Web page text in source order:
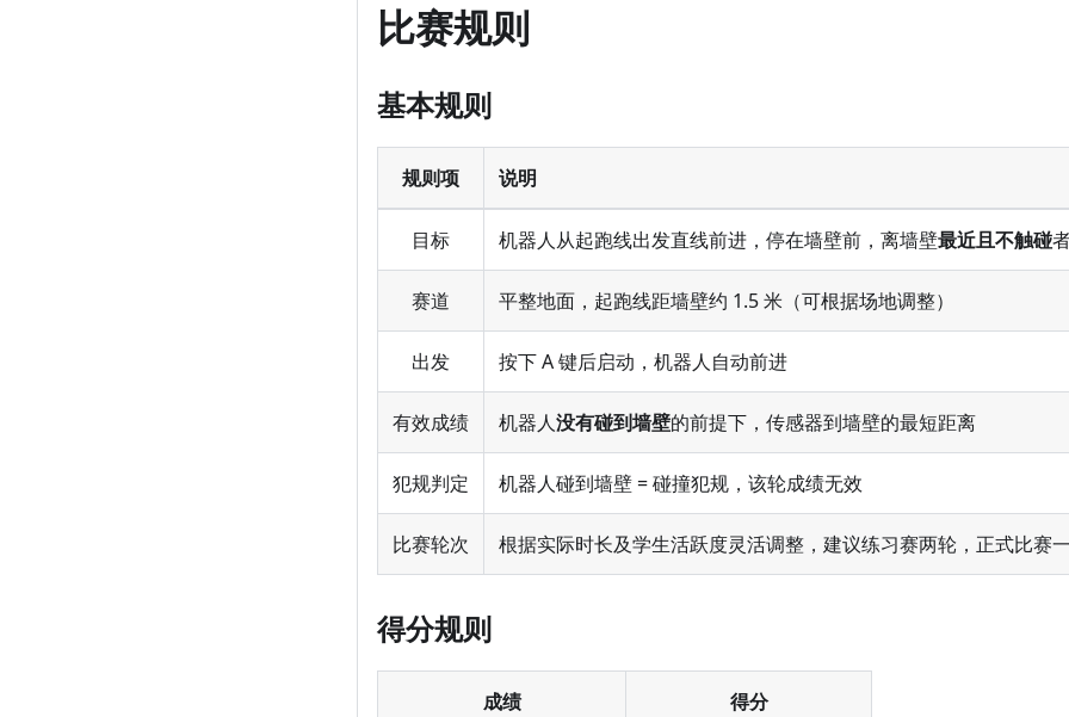
比赛规则
基本规则
规则项 说明
目标 机器人从起跑线出发直线前进，停在墙壁前，离墙壁最近且不触碰
赛道 平整地面，起跑线距墙壁约 1.5 米（可根据场地调整）
出发 按下 A 键后启动，机器人自动前进
有效成绩 机器人没有碰到墙壁的前提下，传感器到墙壁的最短距离
犯规判定 机器人碰到墙壁 = 碰撞犯规，该轮成绩无效
比赛轮次 根据实际时长及学生活跃度灵活调整，建议练习赛两轮，正式比赛
得分规则
成绩 得分